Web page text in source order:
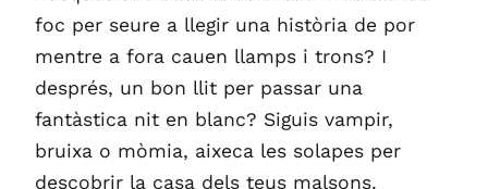
foc per seure a llegir una història de por
mentre a fora cauen llamps i trons? I
després, un bon llit per passar una
fantàstica nit en blanc? Siguis vampir,
bruixa o mòmia, aixeca les solapes per
descobrir la casa dels teus malsons.